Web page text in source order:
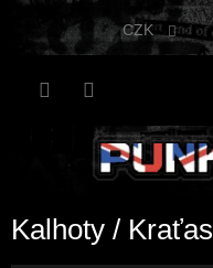
Přejít
CZK
Kalhoty /